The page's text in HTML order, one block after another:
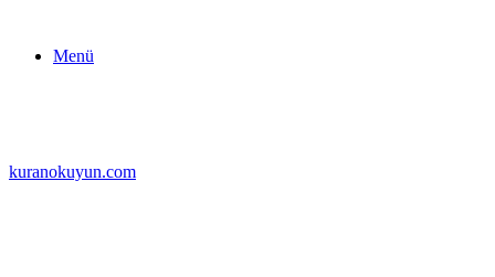
Menü
kuranokuyun.com